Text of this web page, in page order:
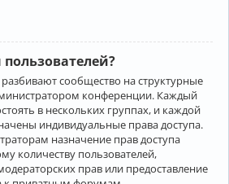
сообщество на структурные
конференции. Каждый
в нескольких группах, и каждой
индивидуальные права доступа.
назначение прав доступа
количеству пользователей,
прав или предоставление